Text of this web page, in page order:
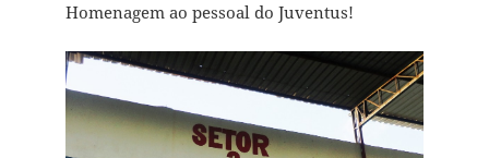
Homenagem ao pessoal do Juventus!